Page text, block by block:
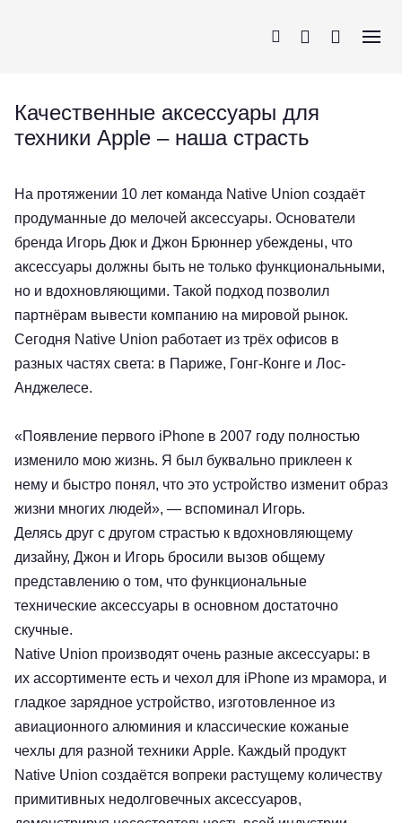
Качественные аксессуары для
техники Apple – наша страсть
На протяжении 10 лет команда Native Union создаёт
продуманные до мелочей аксессуары. Основатели
бренда Игорь Дюк и Джон Брюннер убеждены, что
аксессуары должны быть не только функциональными,
но и вдохновляющими. Такой подход позволил
партнёрам вывести компанию на мировой рынок.
Сегодня Native Union работает из трёх офисов в
разных частях света: в Париже, Гонг-Конге и Лос-
Анджелесе.
«Появление первого iPhone в 2007 году полностью
изменило мою жизнь. Я был буквально приклеен к
нему и быстро понял, что это устройство изменит образ
жизни многих людей», — вспоминал Игорь.
Делясь друг с другом страстью к вдохновляющему
дизайну, Джон и Игорь бросили вызов общему
представлению о том, что функциональные
технические аксессуары в основном достаточно
скучные.
Native Union производят очень разные аксессуары: в
их ассортименте есть и чехол для iPhone из мрамора, и
гладкое зарядное устройство, изготовленное из
авиационного алюминия и классические кожаные
чехлы для разной техники Apple. Каждый продукт
Native Union создаётся вопреки растущему количеству
примитивных недолговечных аксессуаров,